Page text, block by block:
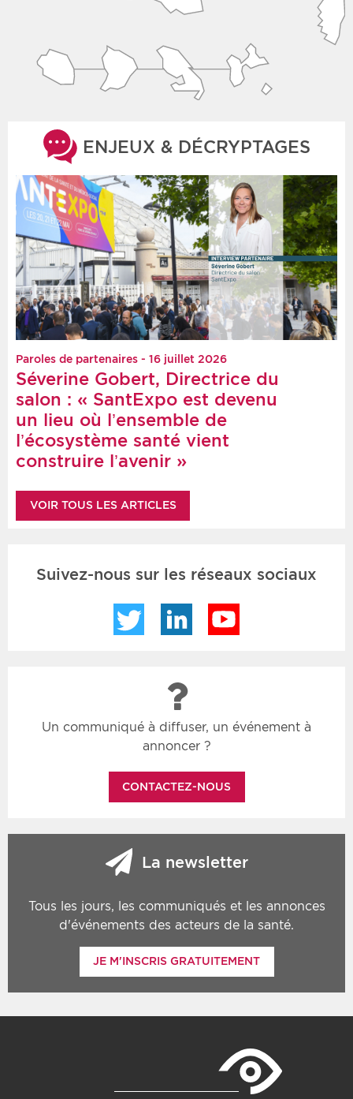
ENJEUX & DÉCRYPTAGES
Paroles de partenaires - 16 juillet 2026
Séverine Gobert, Directrice du
salon : « SantExpo est devenu
un lieu où l’ensemble de
l’écosystème santé vient
construire l’avenir »
VOIR TOUS LES ARTICLES
Suivez-nous sur les réseaux sociaux
Twitter LinkedIn
Un communiqué à diffuser, un événement à
annoncer ?
CONTACTEZ-NOUS
La newsletter
Tous les jours, les communiqués et les annonces
d'événements des acteurs de la santé.
JE M'INSCRIS GRATUITEMENT